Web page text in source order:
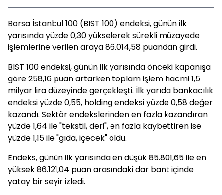
Borsa İstanbul 100 (BIST 100) endeksi, günün ilk
yarısında yüzde 0,30 yükselerek sürekli müzayede
işlemlerine verilen araya 86.014,58 puandan girdi.
BIST 100 endeksi, günün ilk yarısında önceki kapanışa
göre 258,16 puan artarken toplam işlem hacmi 1,5
milyar lira düzeyinde gerçekleşti. İlk yarıda bankacılık
endeksi yüzde 0,55, holding endeksi yüzde 0,58 değer
kazandı. Sektör endekslerinden en fazla kazandıran
yüzde 1,64 ile "tekstil, deri", en fazla kaybettiren ise
yüzde 1,15 ile "gıda, içecek" oldu.
Endeks, günün ilk yarısında en düşük 85.801,65 ile en
yüksek 86.121,04 puan arasındaki dar bant içinde
yatay bir seyir izledi.